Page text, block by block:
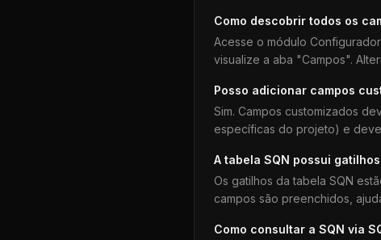
Como descobrir todos os
Acesse o módulo
visualize a aba "Campos".
Posso adicionar campos
Sim. Campos customizados
específicas do projeto) e
A tabela SQN possui
Os gatilhos da tabela SQN
campos são preenchidos,
Como consultar a SQN via